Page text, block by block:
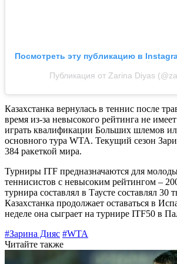
Посмотреть эту публикацию в
Публикация от Zarina Diyas
Казахстанка вернулась в теннис после
время из-за невысокого рейтинга не
играть квалификации Больших шлемов
основного тура WTA. Текущий сезон
384 ракеткой мира.
Турниры ITF предназначаются для
теннисистов с невысоким рейтингом –
турнира составлял в Таусте составлял 30
Казахстанка продолжает оставаться в
неделе она сыграет на турнире ITF50 в
#Зарина Дияс #WTA
Читайте также